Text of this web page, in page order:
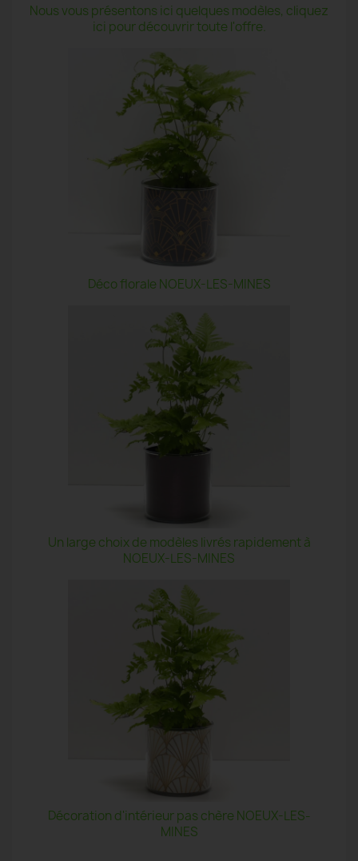
Nous vous présentons ici quelques modèles, cliquez
ici pour découvrir toute l'offre.
Déco florale NOEUX-LES-MINES
Un large choix de modèles livrés rapidement à
NOEUX-LES-MINES
Décoration d'intérieur pas chère NOEUX-LES-
MINES